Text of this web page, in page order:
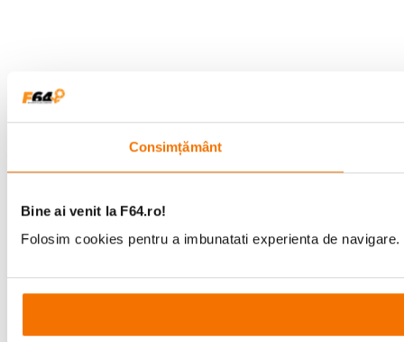
Consimțământ
Bine ai venit la F64.ro!
Folosim cookies pentru a imbunatati experienta de